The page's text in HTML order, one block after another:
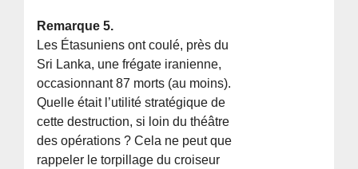
Remarque 5.
Les Étasuniens ont coulé, près du
Sri Lanka, une frégate iranienne,
occasionnant 87 morts (au moins).
Quelle était l’utilité stratégique de
cette destruction, si loin du théâtre
des opérations ? Cela ne peut que
rappeler le torpillage du croiseur